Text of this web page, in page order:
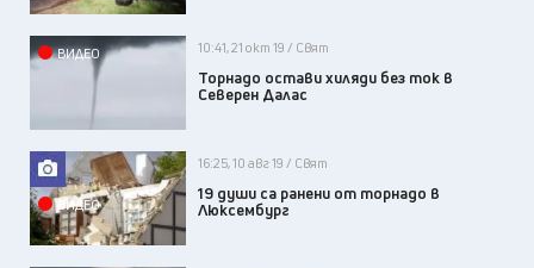
ВИДЕО 10:41, 21 окт 19 / Свят
Торнадо остави хиляди без ток в
Северен Далас
ВИДЕО
16:25, 10 авг 19 / Свят
19 души са ранени от торнадо в
Люксембург